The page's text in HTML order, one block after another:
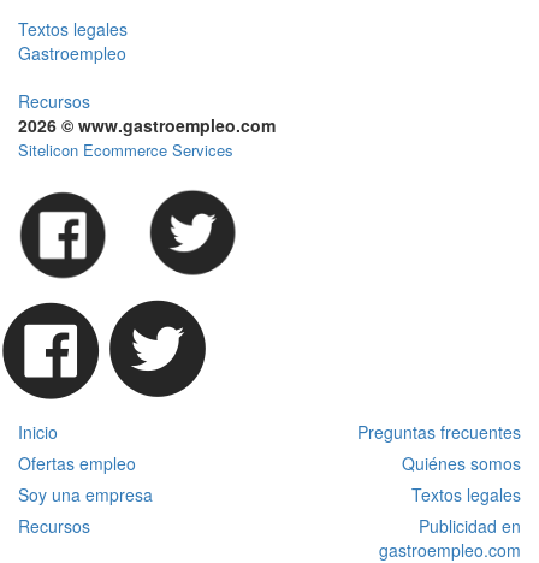
Textos legales
Gastroempleo
Recursos
2026 © www.gastroempleo.com
Sitelicon Ecommerce Services
Inicio
Preguntas frecuentes
Ofertas empleo
Quiénes somos
Soy una empresa
Textos legales
Recursos
Publicidad en
gastroempleo.com